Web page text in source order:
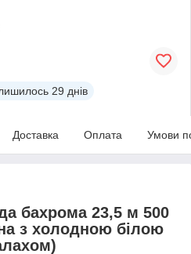
29 днів
Доставка Оплата Умови
бахрома 23,5 м 500
з холодною білою